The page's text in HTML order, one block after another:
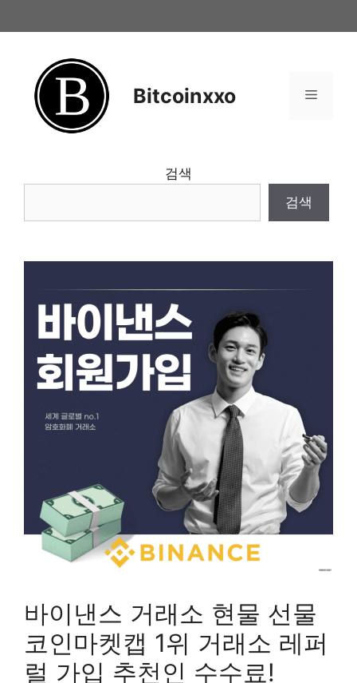
to
Bitcoinxxo Menu
검색
검색
바이낸스 거래소 현물 선물
코인마켓캡 1위 거래소 레퍼
럴 가입 추천인 수수료!